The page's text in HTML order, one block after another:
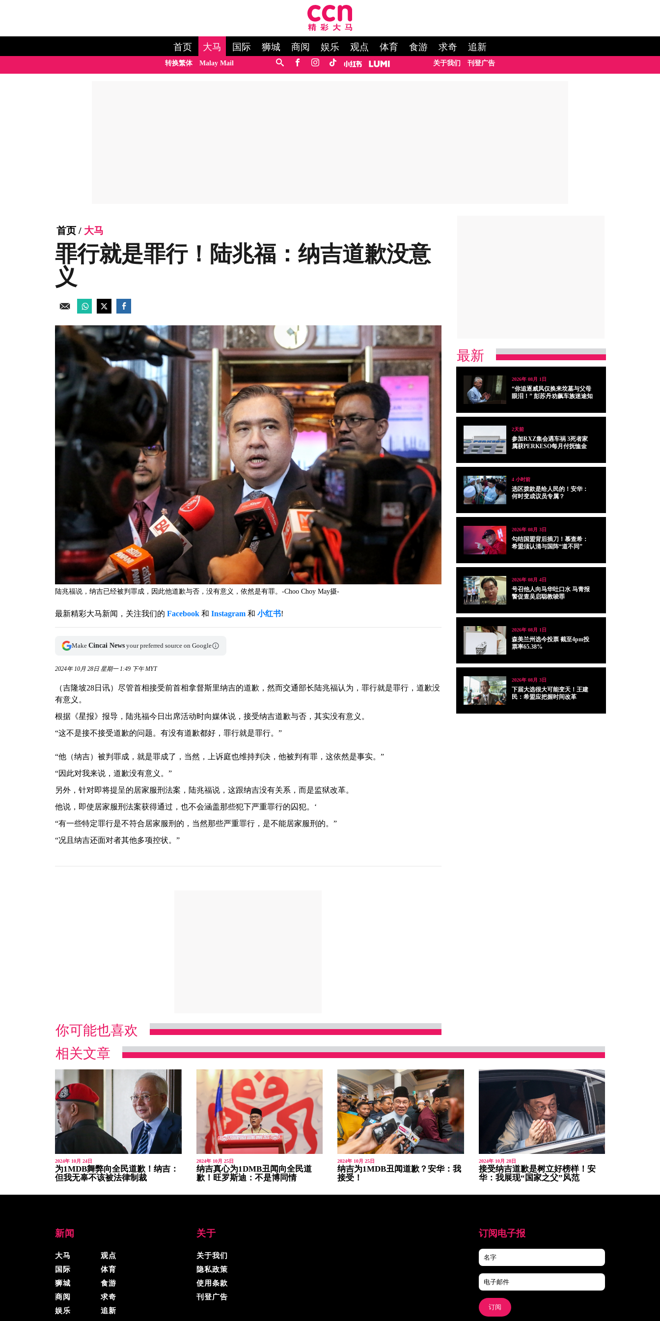
首页 大马 国际 狮城 商阅 娱乐 观点 体育 食游 求奇 追新
转换繁体 Malay Mail 关于我们 刊登广告
首页 / 大马
罪行就是罪行！陆兆福：纳吉道歉没意
义
陆兆福说，纳吉已经被判罪成，因此他道歉与否，没有意义，依然是有罪。-Choo Choy May摄-
最新精彩大马新闻，关注我们的 Facebook 和 Instagram 和 小红书!
Make Cincai News your preferred source on Google
2024年 10月 28日 星期一 1:49 下午 MYT
（吉隆坡28日讯）尽管首相接受前首相拿督斯里纳吉的道歉，然而交通部长陆兆福认为，罪行就是罪行，道歉没
有意义。
根据《星报》报导，陆兆福今日出席活动时向媒体说，接受纳吉道歉与否，其实没有意义。
“这不是接不接受道歉的问题。有没有道歉都好，罪行就是罪行。”
“他（纳吉）被判罪成，就是罪成了，当然，上诉庭也维持判决，他被判有罪，这依然是事实。”
“因此对我来说，道歉没有意义。”
另外，针对即将提呈的居家服刑法案，陆兆福说，这跟纳吉没有关系，而是监狱改革。
他说，即使居家服刑法案获得通过，也不会涵盖那些犯下严重罪行的囚犯。‘
“有一些特定罪行是不符合居家服刑的，当然那些严重罪行，是不能居家服刑的。”
“况且纳吉还面对者其他多项控状。”
你可能也喜欢
最新
2026年 08月 1日
“你追逐威风仅换来坟墓与父母
眼泪！” 彭苏丹劝飙车族迷途知
2天前
参加RXZ集会遇车祸 3死者家
属获PERKESO每月付抚恤金
4 小时前
选区拨款是给人民的！安华：
何时变成议员专属？
2026年 08月 3日
勾结国盟背后插刀！慕查希：
希盟须认清与国阵“道不同”
2026年 08月 4日
号召他人向马华吐口水 马青报
警促查吴启聪教唆罪
2026年 08月 1日
森美兰州选今投票 截至4pm投
票率65.38%
2026年 08月 3日
下届大选很大可能变天！王建
民：希盟应把握时间改革
相关文章
2024年 10月 24日
为1MDB舞弊向全民道歉！纳吉：
但我无辜不该被法律制裁
2024年 10月 25日
纳吉真心为1DMB丑闻向全民道
歉！旺罗斯迪：不是博同情
2024年 10月 25日
纳吉为1MDB丑闻道歉？安华：我
接受！
2024年 10月 28日
接受纳吉道歉是树立好榜样！安
华：我展现“国家之父”风范
新闻
大马
国际
狮城
商阅
娱乐
观点
体育
食游
求奇
追新
关于
关于我们
隐私政策
使用条款
刊登广告
订阅电子报
订阅